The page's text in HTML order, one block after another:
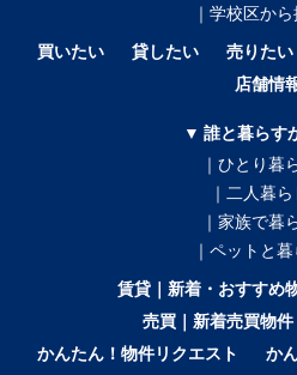
｜学校区から
買いたい
貸したい 売りたい
店舗情
▼ 誰と暮らす
｜ひとり暮
｜二人暮ら
｜家族で暮
｜ペットと暮
賃貸｜新着・おすすめ
売買｜新着売買物
かんたん！物件リクエスト
か